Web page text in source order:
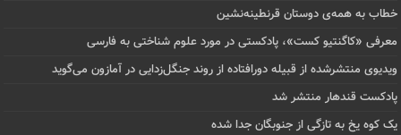
خطاب به همه‌ی دوستان قرنطینه‌نشین
معرفی «کاگنتیو کست»، پادکستی در مورد علوم شناختی به فارسی
ویدیوی منتشرشده از قبیله دورافتاده‌ از روند جنگل‌زدایی در آمازون می‌گوید
پادکست قندهار منتشر شد
یک کوه یخ به تازگی از جنوبگان جدا شده